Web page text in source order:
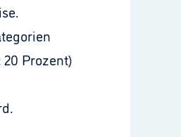
Prozent)